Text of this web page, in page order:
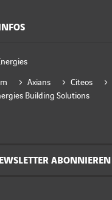
Axians Citeos
Building Solutions
ABONNIEREN